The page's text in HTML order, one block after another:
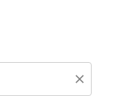
close